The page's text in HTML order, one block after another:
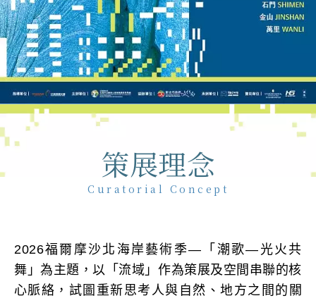
策展理念
Curatorial Concept
2026福爾摩沙北海岸藝術季—「潮歌—光火共
舞」為主題，以「流域」作為策展及空間串聯的核
心脈絡，試圖重新思考人與自然、地方之間的關